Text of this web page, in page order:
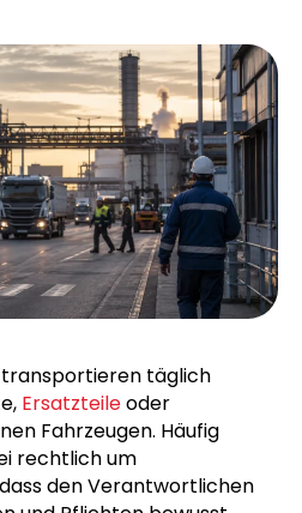
täglich
Ersatzteileoder
Fahrzeugen. Häufig
rechtlich um
den Verantwortlichen